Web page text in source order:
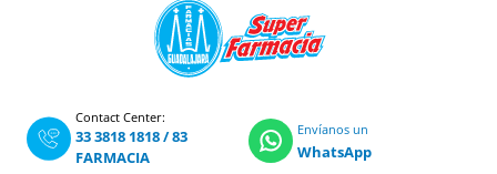
Contact Center:
33 3818 1818/83
FARMACIA
Envíanos un
WhatsApp